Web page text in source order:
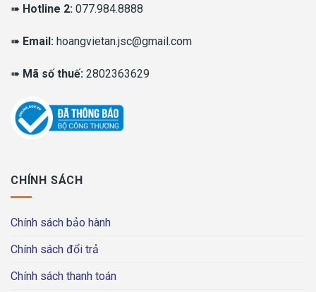
➠ Hotline 2: 077.984.8888
➠ Email: hoangvietan.jsc@gmail.com
➠ Mã số thuế: 2802363629
CHÍNH SÁCH
Chính sách bảo hành
Chính sách đổi trả
Chính sách thanh toán